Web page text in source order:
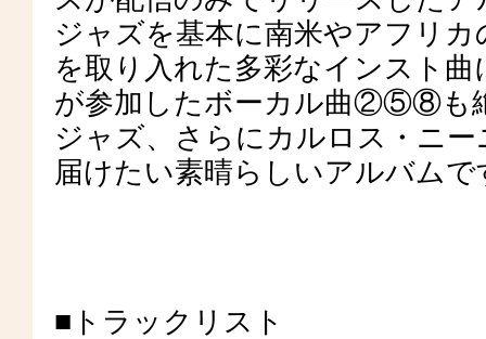
ジャズを基本に南米やアフリ
を取り入れた多彩なインスト
が参加したボーカル曲②⑤⑧も
ジャズ、さらにカルロス・ニ
届けたい素晴らしいアルバムで
■トラックリスト